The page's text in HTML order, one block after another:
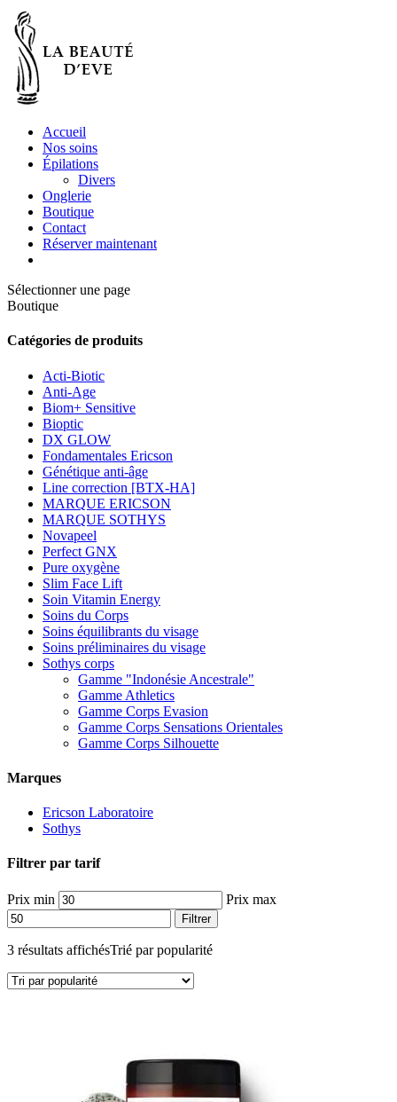
Accueil
Nos soins
Épilations
Divers
Onglerie
Boutique
Contact
Réserver maintenant
Sélectionner une page
Boutique
Catégories de produits
Acti-Biotic
Anti-Age
Biom+ Sensitive
Bioptic
DX GLOW
Fondamentales Ericson
Génétique anti-âge
Line correction [BTX-HA]
MARQUE ERICSON
MARQUE SOTHYS
Novapeel
Perfect GNX
Pure oxygène
Slim Face Lift
Soin Vitamin Energy
Soins du Corps
Soins équilibrants du visage
Soins préliminaires du visage
Sothys corps
Gamme "Indonésie Ancestrale"
Gamme Athletics
Gamme Corps Evasion
Gamme Corps Sensations Orientales
Gamme Corps Silhouette
Marques
Ericson Laboratoire
Sothys
Filtrer par tarif
Prix min Prix max
Filtrer
3 résultats affichésTrié par popularité